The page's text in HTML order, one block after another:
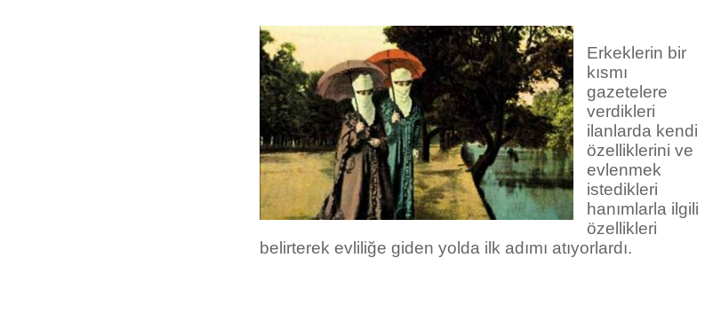
Erkeklerin bir
kısmı
gazetelere
verdikleri
ilanlarda kendi
özelliklerini ve
evlenmek
istedikleri
hanımlarla ilgili
özellikleri
belirterek evliliğe giden yolda ilk adımı atıyorlardı.